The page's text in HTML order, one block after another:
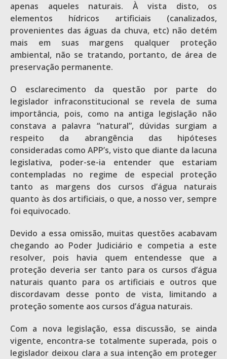
apenas aqueles naturais. À vista disto, os
elementos hídricos artificiais (canalizados,
provenientes das águas da chuva, etc) não detém
mais em suas margens qualquer proteção
ambiental, não se tratando, portanto, de área de
preservação permanente.
O esclarecimento da questão por parte do
legislador infraconstitucional se revela de suma
importância, pois, como na antiga legislação não
constava a palavra “natural”, dúvidas surgiam a
respeito da abrangência das hipóteses
consideradas como APP’s, visto que diante da lacuna
legislativa, poder-se-ia entender que estariam
contempladas no regime de especial proteção
tanto as margens dos cursos d’água naturais
quanto às dos artificiais, o que, a nosso ver, sempre
foi equivocado.
Devido a essa omissão, muitas questões acabavam
chegando ao Poder Judiciário e competia a este
resolver, pois havia quem entendesse que a
proteção deveria ser tanto para os cursos d’água
naturais quanto para os artificiais e outros que
discordavam desse ponto de vista, limitando a
proteção somente aos cursos d’água naturais.
Com a nova legislação, essa discussão, se ainda
vigente, encontra-se totalmente superada, pois o
legislador deixou clara a sua intenção em proteger